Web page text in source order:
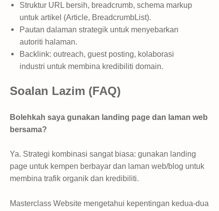
Struktur URL bersih, breadcrumb, schema markup
untuk artikel (Article, BreadcrumbList).
Pautan dalaman strategik untuk menyebarkan
autoriti halaman.
Backlink: outreach, guest posting, kolaborasi
industri untuk membina kredibiliti domain.
Soalan Lazim (FAQ)
Bolehkah saya gunakan landing page dan laman web
bersama?
Ya. Strategi kombinasi sangat biasa: gunakan landing
page untuk kempen berbayar dan laman web/blog untuk
membina trafik organik dan kredibiliti.
Masterclass Website mengetahui kepentingan kedua-dua